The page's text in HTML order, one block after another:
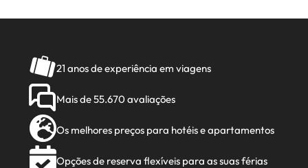
21 anos de experiência em viagens
Mais de 55.670 avaliações
Os melhores preços para hotéis e apartamentos
Opções de reserva flexíveis para as suas férias